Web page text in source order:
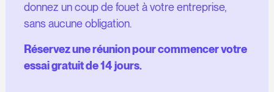
donnez un coup de fouet à votre entreprise,
sans aucune obligation.
Réservez une réunion pour commencer votre
essai gratuit de 14 jours.